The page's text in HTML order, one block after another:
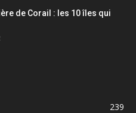
de Corail : les 10 îles qui
239